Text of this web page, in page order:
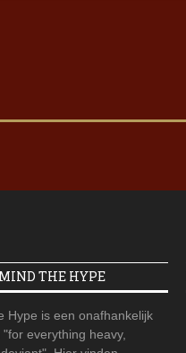
THE HYPE
Hype is een onafhankelijk
everything heavy,